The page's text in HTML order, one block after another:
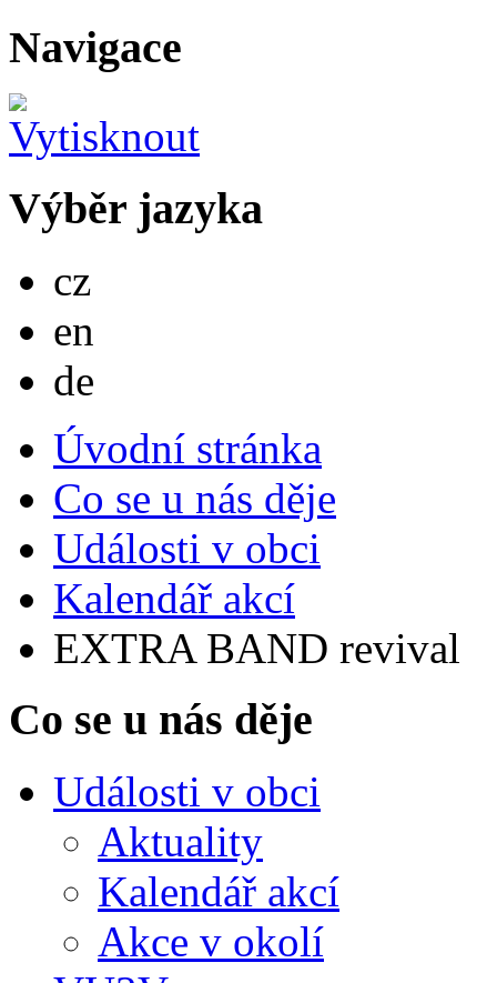
Navigace
Výběr jazyka
cz
en
de
Úvodní stránka
Co se u nás děje
Události v obci
Kalendář akcí
EXTRA BAND revival
Co se u nás děje
Události v obci
Aktuality
Kalendář akcí
Akce v okolí